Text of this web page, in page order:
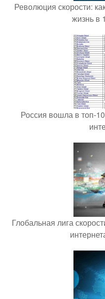
Революция скорости:
жизнь в
Россия вошла в топ-
Глобальная лига